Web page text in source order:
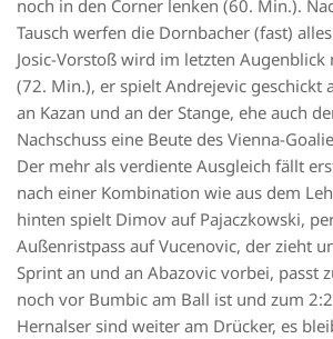
noch in den Corner lenken (60. Min.).
Tausch werfen die Dornbacher (fast)
Josic-Vorstoß wird im letzten Augenblick
(72. Min.), er spielt Andrejevic geschickt
an Kazan und an der Stange, ehe auch
Nachschuss eine Beute des Vienna-
Der mehr als verdiente Ausgleich fällt
nach einer Kombination wie aus dem
hinten spielt Dimov auf Pajaczkowski,
Außenristpass auf Vucenovic, der zieht
Sprint an und an Abazovic vorbei, passt
noch vor Bumbic am Ball ist und zum
Hernalser sind weiter am Drücker, es